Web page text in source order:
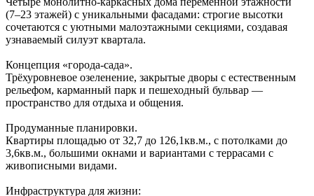
(7–23 этажей) с уникальными фасадами: строгие высотки
сочетаются с уютными малоэтажными секциями, создавая
узнаваемый силуэт квартала.
Концепция «города‑сада».
Трёхуровневое озеленение, закрытые дворы с естественным
рельефом, карманный парк и пешеходный бульвар —
пространство для отдыха и общения.
Продуманные планировки.
Квартиры площадью от 32,7 до 126,1кв.м., с потолками до
3,6кв.м., большими окнами и вариантами с террасами с
живописными видами.
Инфраструктура для жизни: